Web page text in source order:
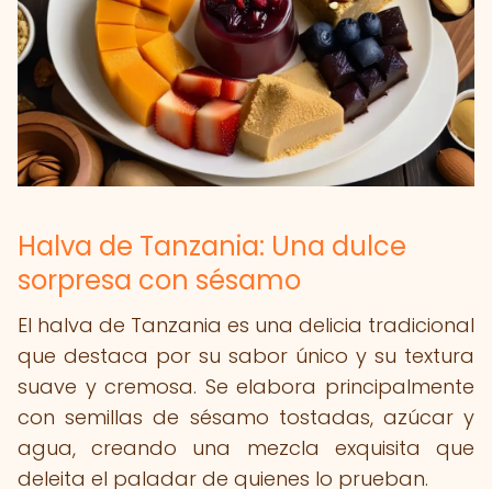
Halva de Tanzania: Una dulce
sorpresa con sésamo
El halva de Tanzania es una delicia tradicional
que destaca por su sabor único y su textura
suave y cremosa. Se elabora principalmente
con semillas de sésamo tostadas, azúcar y
agua, creando una mezcla exquisita que
deleita el paladar de quienes lo prueban.